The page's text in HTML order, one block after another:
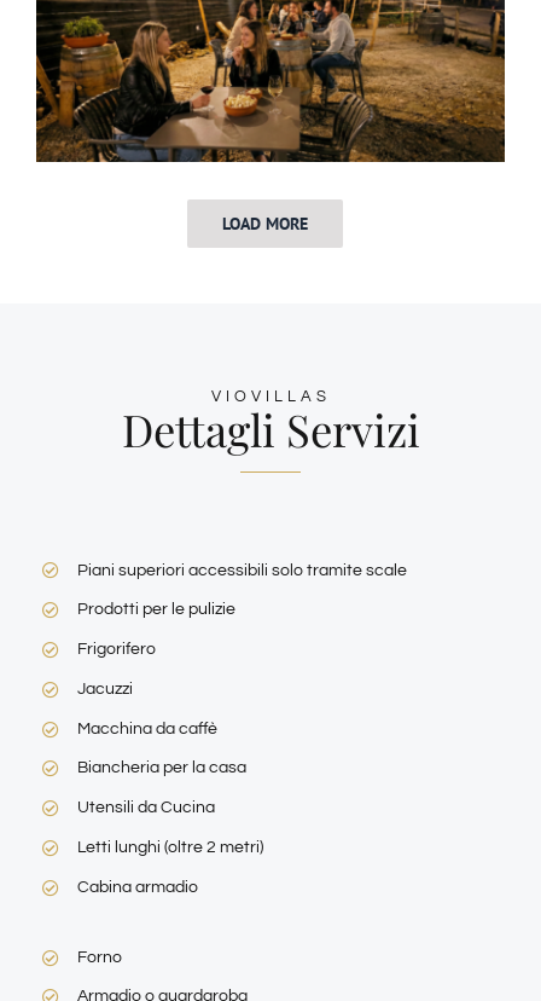
LOAD MORE
VIOVILLAS
Dettagli Servizi
Piani superiori accessibili solo tramite scale
Prodotti per le pulizie
Frigorifero
Jacuzzi
Macchina da caffè
Biancheria per la casa
Utensili da Cucina
Letti lunghi (oltre 2 metri)
Cabina armadio
Forno
Armadio o guardaroba